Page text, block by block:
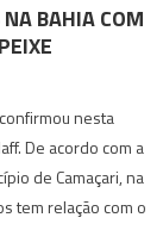
BAHIA COM
nesta
De acordo com a
de Camaçari, na
tem relação com o